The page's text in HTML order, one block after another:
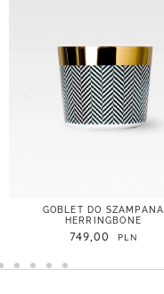
GOBLET DO SZAMPANA
HERRINGBONE
749,00